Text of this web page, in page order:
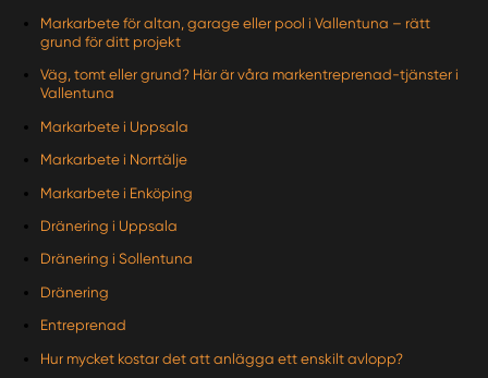
Markarbete för altan, garage eller pool i Vallentuna – rätt
grund för ditt projekt
Väg, tomt eller grund? Här är våra markentreprenad-tjänster i
Vallentuna
Markarbete i Uppsala
Markarbete i Norrtälje
Markarbete i Enköping
Dränering i Uppsala
Dränering i Sollentuna
Dränering
Entreprenad
Hur mycket kostar det att anlägga ett enskilt avlopp?